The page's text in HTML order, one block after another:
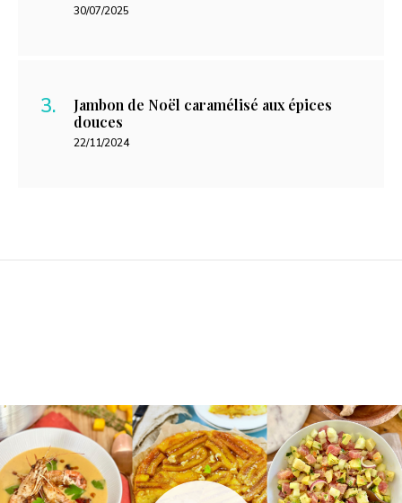
30/07/2025
Jambon de Noël caramélisé aux épices
douces
22/11/2024